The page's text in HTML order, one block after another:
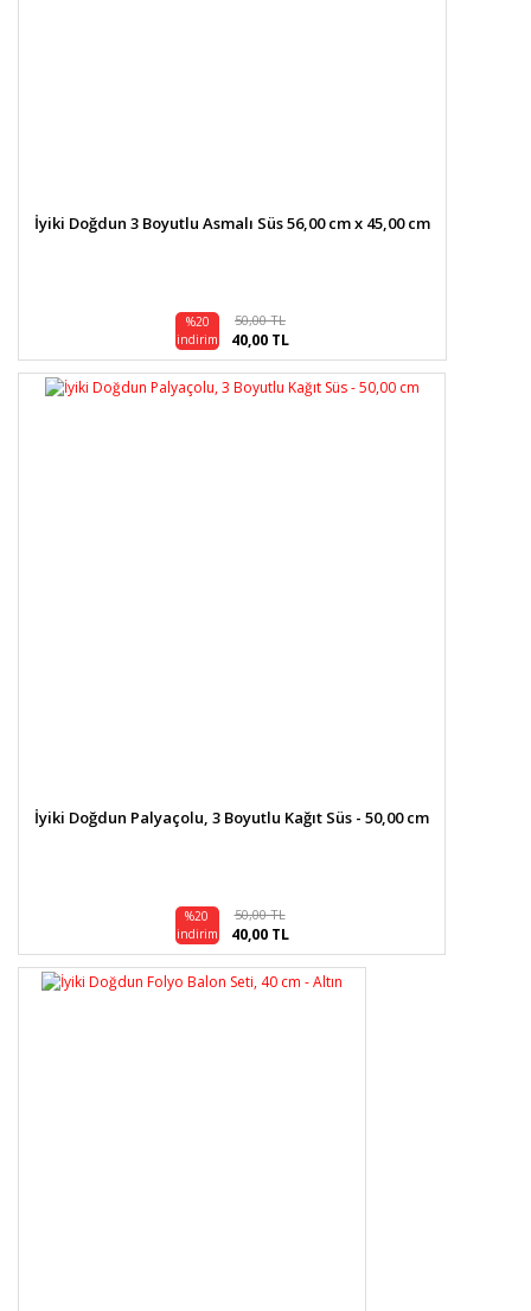
İyiki Doğdun 3 Boyutlu Asmalı Süs 56,00 cm x 45,00 cm
%20
indirim
50,00 TL
40,00 TL
İyiki Doğdun Palyaçolu, 3 Boyutlu Kağıt Süs - 50,00 cm
%20
indirim
50,00 TL
40,00 TL